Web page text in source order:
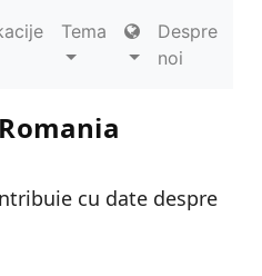
Tema
Despre
noi
cu date despre